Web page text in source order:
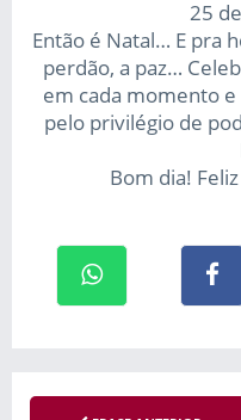
25
Então é Natal… E pra
perdão, a paz…
em cada momento
pelo privilégio de
Bom dia!